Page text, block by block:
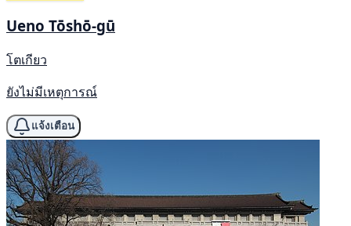
Ueno Tōshō-gū
โตเกียว
ยังไม่มีเหตุการณ์
แจ้งเตือน